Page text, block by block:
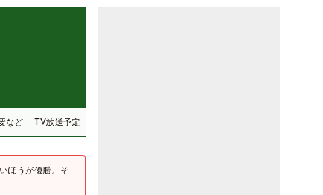
など TV放送予定
ほうが優勝。そ